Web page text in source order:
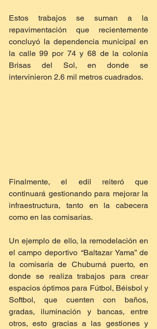
Estos trabajos se suman a la
repavimentación que recientemente
concluyó la dependencia municipal en
la calle 99 por 74 y 68 de la colonia
Brisas del Sol, en donde se
intervinieron 2.6 mil metros cuadrados.
Finalmente, el edil reiteró que
continuará gestionando para mejorar la
infraestructura, tanto en la cabecera
como en las comisarías.
Un ejemplo de ello, la remodelación en
el campo deportivo “Baltazar Yama” de
la comisaría de Chuburná puerto, en
donde se realiza trabajos para crear
espacios óptimos para Fútbol, Béisbol y
Softbol, que cuenten con baños,
gradas, iluminación y bancas, entre
otros, esto gracias a las gestiones y